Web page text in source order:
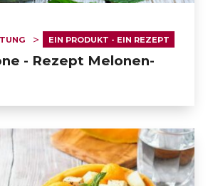
EIN PRODUKT - EIN REZEPT
- Rezept Melonen-